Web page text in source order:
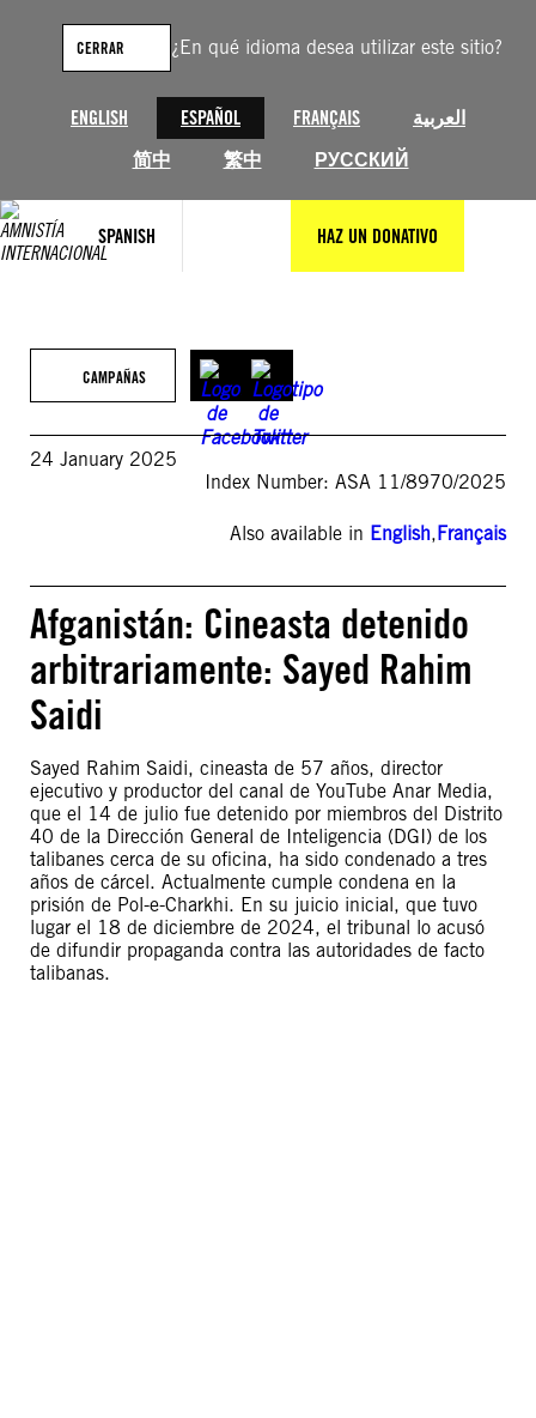
¿En qué idioma desea utilizar este sitio?
ENGLISH ESPAÑOL FRANÇAIS
العربية
简中
繁中 РУССКИЙ
CERRAR
SPANISH HAZ UN DONATIVO
contenido
CAMPAÑAS
24 January 2025
Index Number: ASA 11/8970/2025
Also available in English,Français
Afganistán: Cineasta detenido
arbitrariamente: Sayed Rahim
Saidi
Sayed Rahim Saidi, cineasta de 57 años, director
ejecutivo y productor del canal de YouTube Anar Media,
que el 14 de julio fue detenido por miembros del Distrito
40 de la Dirección General de Inteligencia (DGI) de los
talibanes cerca de su oficina, ha sido condenado a tres
años de cárcel. Actualmente cumple condena en la
prisión de Pol-e-Charkhi. En su juicio inicial, que tuvo
lugar el 18 de diciembre de 2024, el tribunal lo acusó
de difundir propaganda contra las autoridades de facto
talibanas.